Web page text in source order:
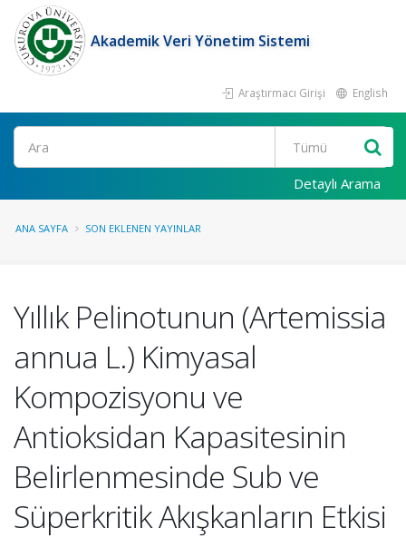
Akademik Veri Yönetim Sistemi
Araştırmacı Girişi English
Ara
Detaylı Arama
ANA SAYFA SON EKLENEN YAYINLAR
Yıllık Pelinotunun (Artemissia
annua L.) Kimyasal
Kompozisyonu ve
Antioksidan Kapasitesinin
Belirlenmesinde Sub ve
Süperkritik Akışkanların Etkisi